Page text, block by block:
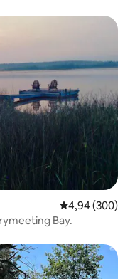
Gemiddelde
4,94 (300)
Bay.